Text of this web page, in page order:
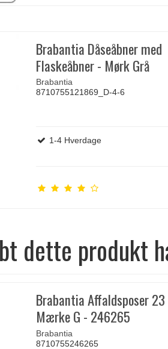
Brabantia Dåseåbner med
Flaskeåbner - Mørk Grå
Brabantia
8710755121869_D-4-6
1-4 Hverdage
dette produkt
Brabantia Affaldsposer
Mærke G - 246265
Brabantia
8710755246265